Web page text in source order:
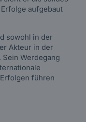
aufgebaut
sowohl in der
Akteur in der
Werdegang
führen